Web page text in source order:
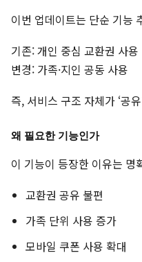
이번 업데이트는 단순 기능
기존: 개인 중심 교환권 사용
변경: 가족·지인 공동 사용
즉, 서비스 구조 자체가 ‘공
왜 필요한 기능인가
이 기능이 등장한 이유는 명
교환권 공유 불편
가족 단위 사용 증가
모바일 쿠폰 사용 확대